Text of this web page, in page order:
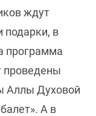
ждут
подарки, в
программа
проведены
Аллы Духовой
А в